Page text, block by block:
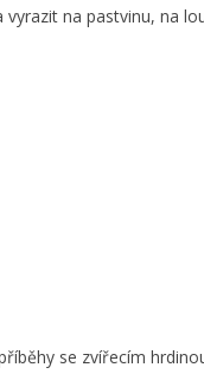
na pastvinu, na
se zvířecím